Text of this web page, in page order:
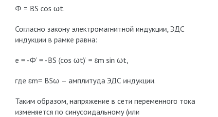
Ф = BS cos ωt.
Согласно закону электромагнитной индукции, ЭДС
индукции в рамке равна:
е = -Ф’ = -BS (cos ωt)’ = ɛm sin ωt,
где ɛm= BSω — амплитуда ЭДС индукции.
Таким образом, напряжение в сети переменного тока
изменяется по синусоидальному (или